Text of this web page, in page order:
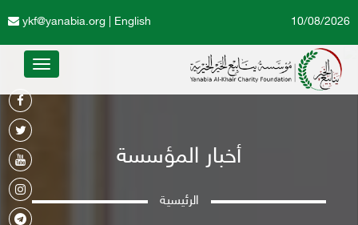
English
ykf@yanabia.org 10/08/2026
Toggle
أخبار المؤسسة
الرئيسية